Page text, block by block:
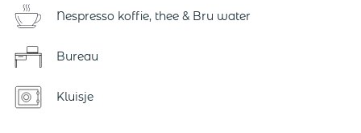
Nespresso koffie, thee & Bru water
Bureau
Kluisje